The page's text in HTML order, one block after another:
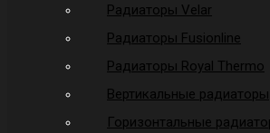
Радиаторы Velar
Радиаторы Fusionline
Радиаторы Royal Thermo
Вертикальные радиаторы
Горизонтальные